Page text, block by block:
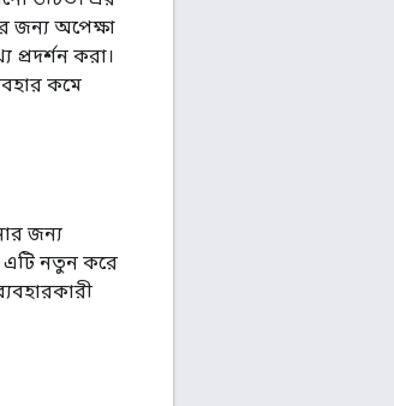
জন্য অপেক্ষা
করা।
কমে
জন্য
এটি নতুন করে